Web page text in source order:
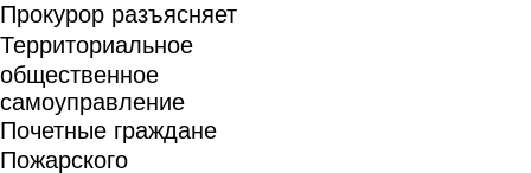
Прокурор разъясняет
Территориальное
общественное
самоуправление
Почетные граждане
Пожарского